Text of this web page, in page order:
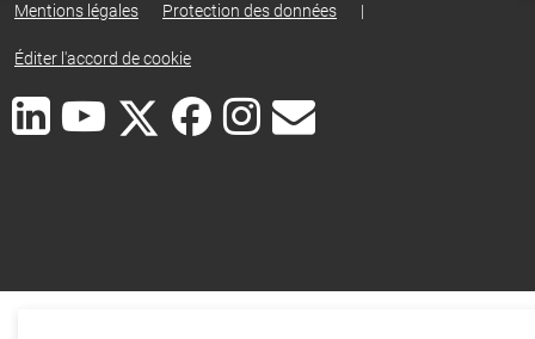
Mentions légales Protection des données |
Éditer l'accord de cookie